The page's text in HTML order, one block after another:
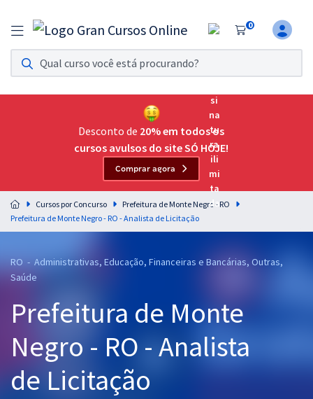
0
Assinatura Ilimitada 11
Acesso a todos os cursos. Teste grátis por 7 dias!
Assinatura OAB Até Passar
Acesso ilimitado a toda preparação para o Exame da
Residências Multiprofissionais
Preparação completa e intensiva para as principais
residências em saúde do Brasil
Assinatura Ilimitada
Graduação
OAB
Desconto de 20% em todos os
cursos avulsos do site SÓ HOJE!
Comprar agora
Cursos por Concurso
Prefeitura de Monte Negro - RO
Prefeitura de Monte Negro - RO - Analista de Licitação
RO - Administrativas, Educação, Financeiras e Bancárias, Outras,
Saúde
Prefeitura de Monte
Negro - RO - Analista
de Licitação